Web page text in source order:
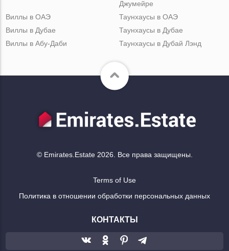
Джумейре
Виллы в ОАЭ
Виллы в Дубае
Виллы в Абу-Даби
Таунхаусы в ОАЭ
Таунхаусы в Дубае
Таунхаусы в Дубай Лэнд
© Emirates.Estate 2026. Все права защищены.
Terms of Use
Политика в отношении обработки персональных данных
КОНТАКТЫ